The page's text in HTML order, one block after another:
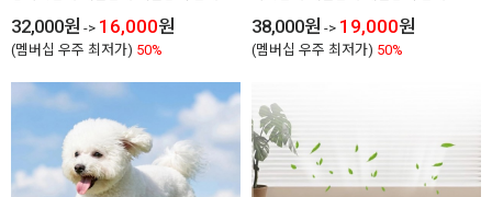
32,000원 -> 16,000원
(멤버십 우주 최저가) 50%
38,000원 -> 19,000원
(멤버십 우주 최저가) 50%